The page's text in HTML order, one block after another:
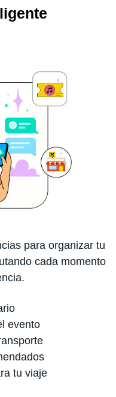
para organizar tu
cada momento
evento
tu viaje